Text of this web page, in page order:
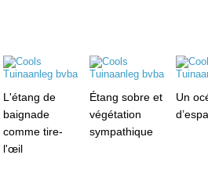
L'étang de
baignade
comme tire-
l'œil
Étang sobre et
végétation
sympathique
Un